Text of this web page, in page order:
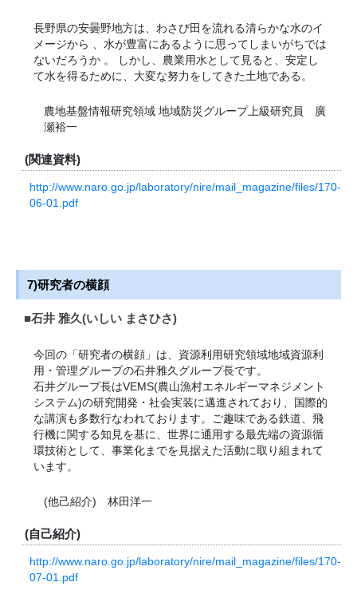
長野県の安曇野地方は、わさび田を流れる清らかな水のイ
メージから 、水が豊富にあるように思ってしまいがちでは
ないだろうか 。 しかし、農業用水として見ると、安定し
て水を得るために、大変な努力をしてきた土地である。
農地基盤情報研究領域 地域防災グループ上級研究員 廣
瀬裕一
(関連資料)
http://www.naro.go.jp/laboratory/nire/mail_magazine/files/170-
06-01.pdf
7)研究者の横顔
■石井 雅久(いしい まさひさ)
今回の「研究者の横顔」は、資源利用研究領域地域資源利
用・管理グループの石井雅久グループ長です。
石井グループ長はVEMS(農山漁村エネルギーマネジメント
システム)の研究開発・社会実装に邁進されており、国際的
な講演も多数行なわれております。ご趣味である鉄道、飛
行機に関する知見を基に、世界に通用する最先端の資源循
環技術として、事業化までを見据えた活動に取り組まれて
います。
(他己紹介) 林田洋一
(自己紹介)
http://www.naro.go.jp/laboratory/nire/mail_magazine/files/170-
07-01.pdf